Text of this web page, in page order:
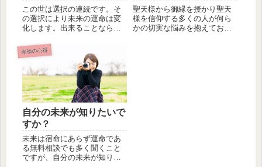
この世は選択の連続です。そ
の選択により未来の運命は変
化します。出来ることなら未
したい。...
聖天様から御縁を授かり聖天
様を信仰する多くの人が何ら
かの切実な悩みを抱えておら
幸福の心得
自分の未来が知りたいで
すか？
未来は宿命にあらず運命であ
る無料相談でも多く聞くこと
ですが、自分の未来が知りた